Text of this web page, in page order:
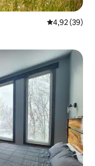
Prosječna
4,92 (39)
„Odabrali gosti”